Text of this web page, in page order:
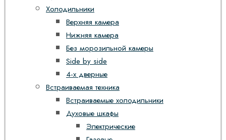
Холодильники
Верхняя камера
Нижняя камера
Без морозильной камеры
Side by side
4-х дверные
Встраиваемая техника
Встраиваемые холодильники
Духовые шкафы
Электрические